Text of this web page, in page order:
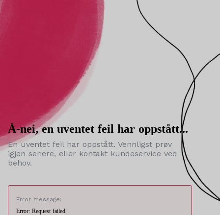
Å-nei, en uventet feil har oppstått...
En uventet feil har oppstått. Vennligst prøv
igjen senere, eller kontakt kundeservice ved
behov.
Error message:
Error: Request failed